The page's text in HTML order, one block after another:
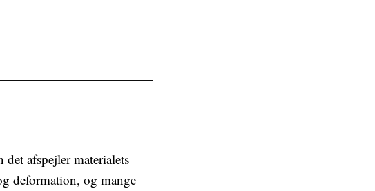
afspejler materialets
deformation, og mange